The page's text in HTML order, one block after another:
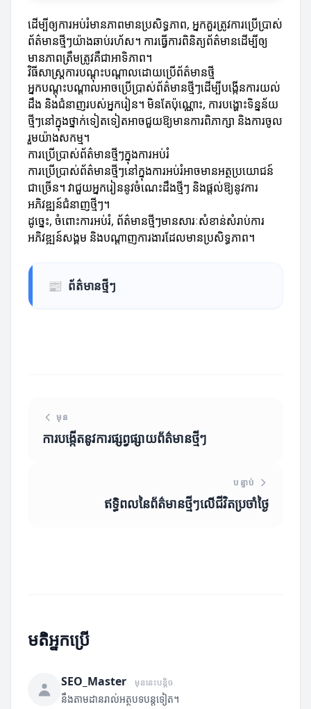
ដើម្បីឲ្យការអប់រំមានភាពមានប្រសិទ្ធភាព, អ្នកគួរត្រូវការប្រើប្រាស់
ព័ត៌មានថ្មីៗយ៉ាងឆាប់រហ័ស។ ការធ្វើការពិនិត្យព័ត៌មានដើម្បីឲ្យ
មានភាពត្រឹមត្រូវគឺជាអាទិភាព។
វិធីសាស្ត្រការបណ្តុះបណ្តាលដោយប្រើព័ត៌មានថ្មី
អ្នកបណ្តុះបណ្តាលអាចប្រើប្រាស់ព័ត៌មានថ្មីៗដើម្បីបង្កើនការយល់
ដឹង និងជំនាញរបស់អ្នករៀន។ មិនតែប៉ុណ្ណោះ, ការបង្ហោះទិន្នន័យ
ថ្មីៗនៅក្នុងថ្នាក់ទៀតទៀតអាចជួយឱ្យមានការពិភាក្សា និងការចូល
រួមយ៉ាងសកម្ម។
ការប្រើប្រាស់ព័ត៌មានថ្មីៗក្នុងការអប់រំ
ការប្រើប្រាស់ព័ត៌មានថ្មីៗនៅក្នុងការអប់រំអាចមានអត្ថប្រយោជន៍
ជាច្រើន។ វាជួយអ្នករៀននូវចំណេះដឹងថ្មីៗ និងផ្តល់ឱ្យនូវការ
អភិវឌ្ឍន៍ជំនាញថ្មីៗ។
ដូច្នេះ, ចំពោះការអប់រំ, ព័ត៌មានថ្មីៗមានសារៈសំខាន់សំរាប់ការ
អភិវឌ្ឍន៍សង្គម និងបណ្តាញការងារដែលមានប្រសិទ្ធភាព។
📰 ព័ត៌មានថ្មីៗ
មុន
ការបង្កើតនូវការផ្សព្វផ្សាយព័ត៌មានថ្មីៗ
បន្ទាប់
ឥទ្ធិពលនៃព័ត៌មានថ្មីៗលើជីវិតប្រចាំថ្ងៃ
មតិអ្នកប្រើ
SEO_Master មុននេះបន្តិច
នឹងតាមដានរាល់អត្ថបទបន្តទៀត។